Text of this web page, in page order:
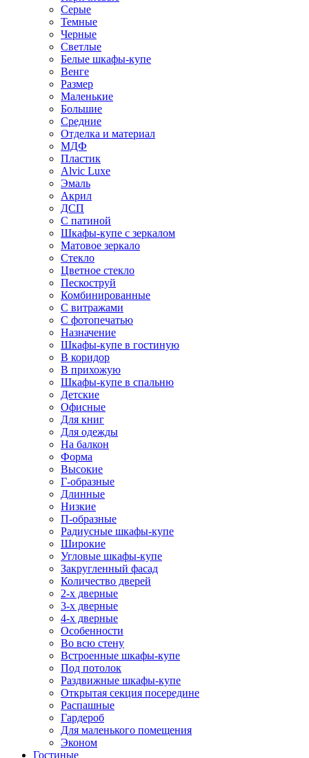
Серые
Темные
Черные
Светлые
Белые шкафы-купе
Венге
Размер
Маленькие
Большие
Средние
Отделка и материал
МДФ
Пластик
Alvic Luxe
Эмаль
Акрил
ДСП
С патиной
Шкафы-купе с зеркалом
Матовое зеркало
Стекло
Цветное стекло
Пескоструй
Комбинированные
С витражами
С фотопечатью
Назначение
Шкафы-купе в гостиную
В коридор
В прихожую
Шкафы-купе в спальню
Детские
Офисные
Для книг
Для одежды
На балкон
Форма
Высокие
Г-образные
Длинные
Низкие
П-образные
Радиусные шкафы-купе
Широкие
Угловые шкафы-купе
Закругленный фасад
Количество дверей
2-х дверные
3-х дверные
4-х дверные
Особенности
Во всю стену
Встроенные шкафы-купе
Под потолок
Раздвижные шкафы-купе
Открытая секция посередине
Распашные
Гардероб
Для маленького помещения
Эконом
Гостиные